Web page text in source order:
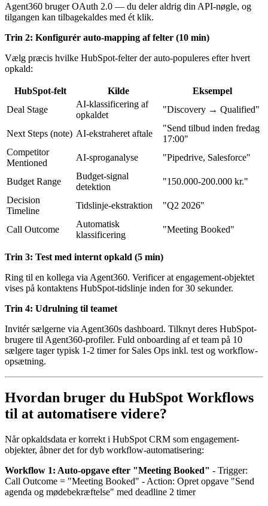
Agent360 bruger OAuth 2.0 — du deler aldrig din API-nøgle, og
tilgangen kan tilbagekaldes med ét klik.
Trin 2: Konfigurér auto-mapping af felter (10 min)
Vælg præcis hvilke HubSpot-felter der auto-populeres efter hvert
opkald:
HubSpot-felt Kilde
Eksempel
Deal Stage
AI-klassificering af
opkaldet
"Discovery → Qualified"
Next Steps (note) AI-ekstraheret aftale
"Send tilbud inden fredag
17:00"
Competitor
Mentioned
AI-sproganalyse "Pipedrive, Salesforce"
Budget Range
Budget-signal
detektion
"150.000-200.000 kr."
Decision
Timeline
Tidslinje-ekstraktion "Q2 2026"
Call Outcome
Automatisk
klassificering
"Meeting Booked"
Trin 3: Test med internt opkald (5 min)
Ring til en kollega via Agent360. Verificer at engagement-objektet
vises på kontaktens HubSpot-tidslinje inden for 30 sekunder.
Trin 4: Udrulning til teamet
Invitér sælgerne via Agent360s dashboard. Tilknyt deres HubSpot-
brugere til Agent360-profiler. Fuld onboarding af et team på 10
sælgere tager typisk 1-2 timer for Sales Ops inkl. test og workflow-
opsætning.
Hvordan bruger du HubSpot Workflows
til at automatisere videre?
Når opkaldsdata er korrekt i HubSpot CRM som engagement-
objekter, åbner det for dyb workflow-automatisering:
Workflow 1: Auto-opgave efter "Meeting Booked" - Trigger:
Call Outcome = "Meeting Booked" - Action: Opret opgave "Send
agenda og mødebekræftelse" med deadline 2 timer